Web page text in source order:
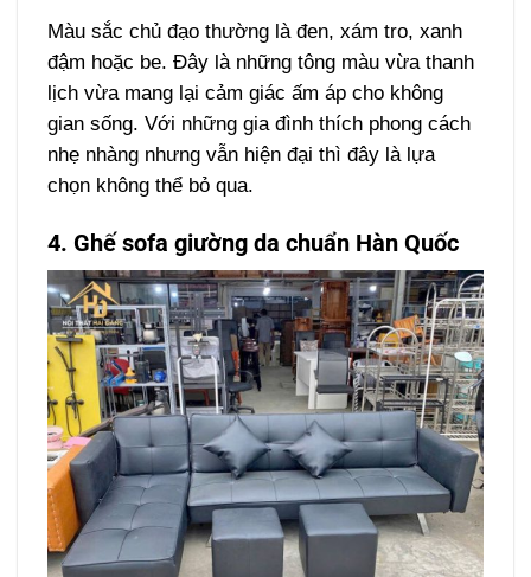
Màu sắc chủ đạo thường là đen, xám tro, xanh
đậm hoặc be. Đây là những tông màu vừa thanh
lịch vừa mang lại cảm giác ấm áp cho không
gian sống. Với những gia đình thích phong cách
nhẹ nhàng nhưng vẫn hiện đại thì đây là lựa
chọn không thể bỏ qua.
4. Ghế sofa giường da chuẩn Hàn Quốc